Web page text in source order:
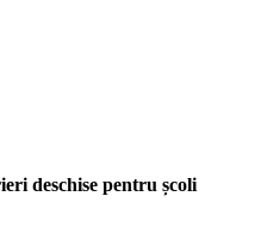
deschise pentru școli